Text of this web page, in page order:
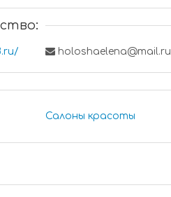
holoshaelena@mail.ru
Салоны красоты